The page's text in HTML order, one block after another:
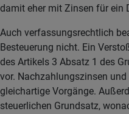
damit eher mit Zinsen für ein
Auch verfassungsrechtlich
Besteuerung nicht. Ein
des Artikels 3 Absatz 1 des
vor. Nachzahlungszinsen
gleichartige Vorgänge.
steuerlichen Grundsatz,